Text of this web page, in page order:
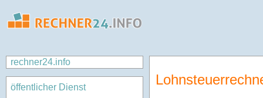
rechner24.info
öffentlicher Dienst